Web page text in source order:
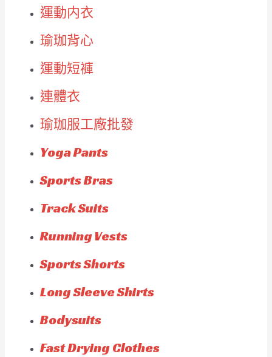
運動内衣
瑜珈背心
運動短褲
連體衣
瑜珈服工廠批發
Yoga Pants
Sports Bras
Track Suits
Running Vests
Sports Shorts
Long Sleeve Shirts
Bodysuits
Fast Drying Clothes